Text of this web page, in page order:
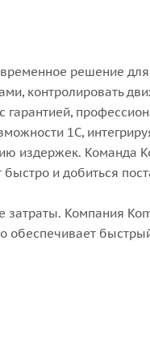
решение
контролировать
1С,
издержек. Команда
быстро и добиться
затраты. Компания
обеспечивает